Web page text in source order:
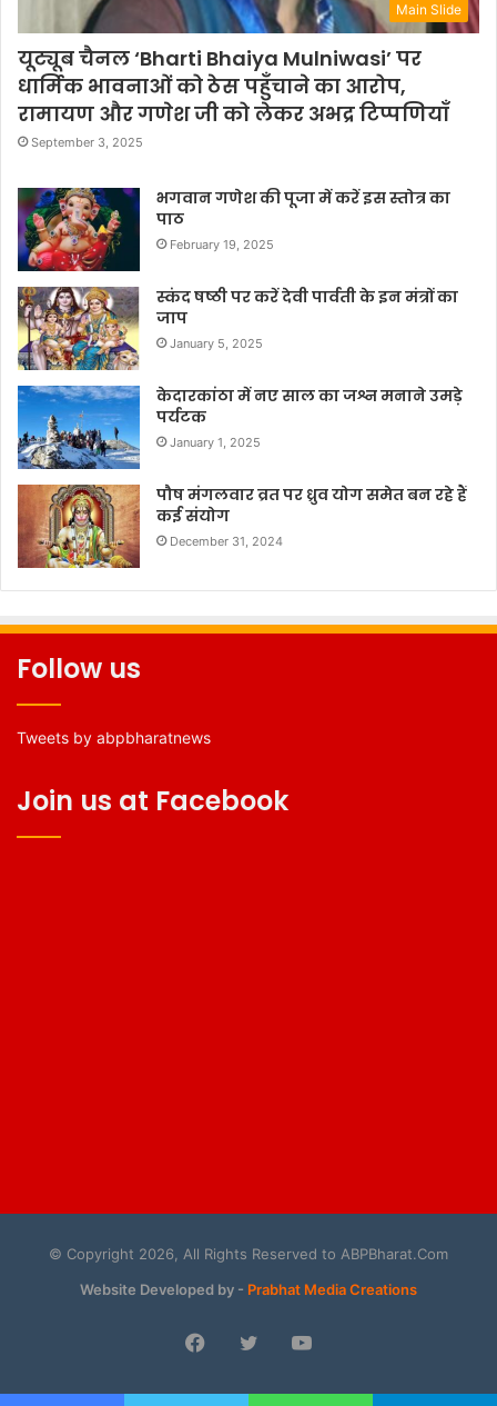
Main Slide
यूट्यूब चैनल ‘Bharti Bhaiya Mulniwasi’ पर
धार्मिक भावनाओं को ठेस पहुँचाने का आरोप,
रामायण और गणेश जी को लेकर अभद्र टिप्पणियाँ
September 3, 2025
भगवान गणेश की पूजा में करें इस स्तोत्र का
पाठ
February 19, 2025
स्कंद षष्ठी पर करें देवी पार्वती के इन मंत्रों का
जाप
January 5, 2025
केदारकांठा में नए साल का जश्न मनाने उमड़े
पर्यटक
January 1, 2025
पौष मंगलवार व्रत पर ध्रुव योग समेत बन रहे हैं
कई संयोग
December 31, 2024
Follow us
Tweets by abpbharatnews
Join us at Facebook
© Copyright 2026, All Rights Reserved to ABPBharat.Com
Website Developed by - Prabhat Media Creations
Facebook
TwitterYouTube